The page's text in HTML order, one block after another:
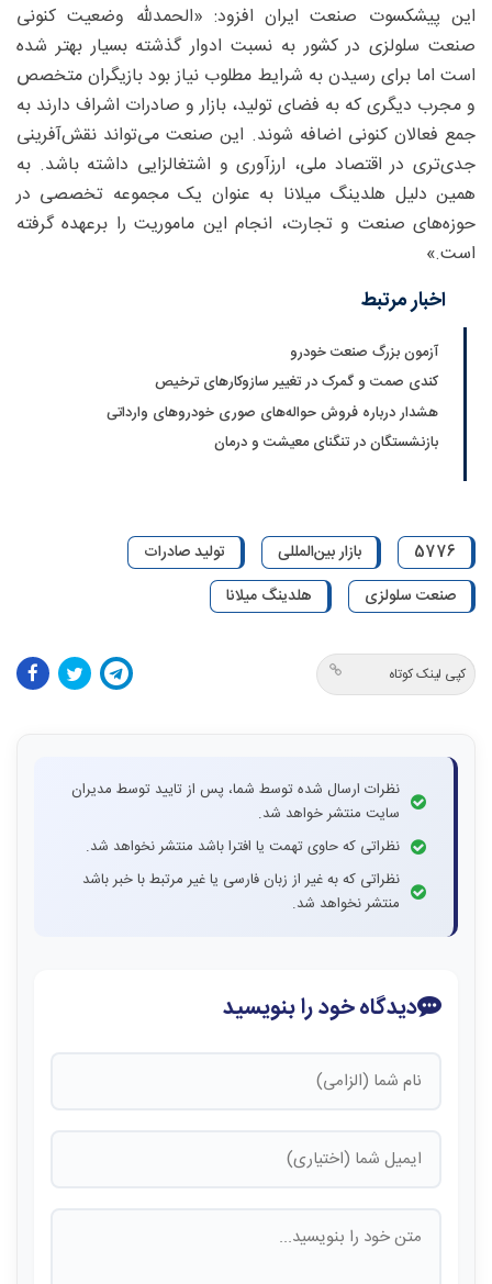
این پیشکسوت صنعت ایران افزود: «الحمدلله وضعیت کنونی
صنعت سلولزی در کشور به نسبت ادوار گذشته بسیار بهتر شده
است اما برای رسیدن به شرایط مطلوب نیاز بود بازیگران متخصص
و مجرب دیگری که به فضای تولید، بازار و صادرات اشراف دارند به
جمع فعالان کنونی اضافه شوند. این صنعت می‌تواند نقش‌آفرینی
جدی‌تری در اقتصاد ملی، ارزآوری و اشتغالزایی داشته باشد. به
همین دلیل هلدینگ میلانا به عنوان یک مجموعه تخصصی در
حوزه‌های صنعت و تجارت، انجام این ماموریت را برعهده گرفته
است.»
اخبار مرتبط
آزمون بزرگ صنعت خودرو
کندی صمت و گمرک در تغییر سازوکارهای ترخیص
هشدار درباره فروش حواله‌های صوری خودروهای وارداتی
بازنشستگان در تنگنای معیشت و درمان
5776 بازار بین‌المللی
تولید صادرات
صنعت سلولزی
هلدینگ میلانا
کپی لینک کوتاه
نظرات ارسال شده توسط شما، پس از تایید توسط مدیران
سایت منتشر خواهد شد.
نظراتی که حاوی تهمت یا افترا باشد منتشر نخواهد شد.
نظراتی که به غیر از زبان فارسی یا غیر مرتبط با خبر باشد
منتشر نخواهد شد.
دیدگاه خود را بنویسید